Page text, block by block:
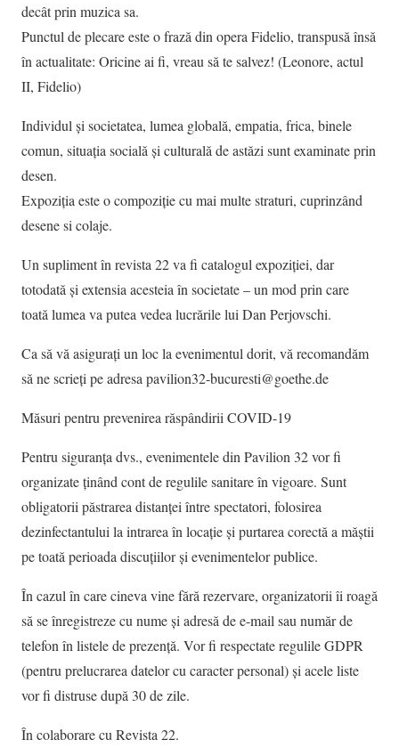
decât prin muzica sa.
Punctul de plecare este o frază din opera Fidelio, transpusă însă
în actualitate: ​Oricine ai fi, vreau să te salvez! (Leonore, actul
II, Fidelio)
Individul și societatea, lumea globală, empatia, frica, binele
comun, situația socială și culturală de astăzi sunt examinate prin
desen.
Expoziția este o compoziție cu mai multe straturi, cuprinzând
desene si colaje.
Un supliment în revista 22 va fi catalogul expoziției, dar
totodată și extensia acesteia în societate – un mod prin care
toată lumea va putea vedea lucrările lui Dan Perjovschi.
Ca să vă asigurați un loc la evenimentul dorit, vă recomandăm
să ne scrieți pe adresa pavilion32-bucuresti@goethe.de
Măsuri pentru prevenirea răspândirii COVID-19
Pentru siguranța dvs., evenimentele din Pavilion 32 vor fi
organizate ținând cont de regulile sanitare în vigoare. Sunt
obligatorii păstrarea distanței între spectatori, folosirea
dezinfectantului la intrarea în locație și purtarea corectă a măștii
pe toată perioada discuțiilor și evenimentelor publice.
În cazul în care cineva vine fără rezervare, organizatorii îi roagă
să se înregistreze cu nume și adresă de e-mail sau număr de
telefon în listele de prezență. Vor fi respectate regulile GDPR
(pentru prelucrarea datelor cu caracter personal) și acele liste
vor fi distruse după 30 de zile.
În colaborare cu Revista 22.